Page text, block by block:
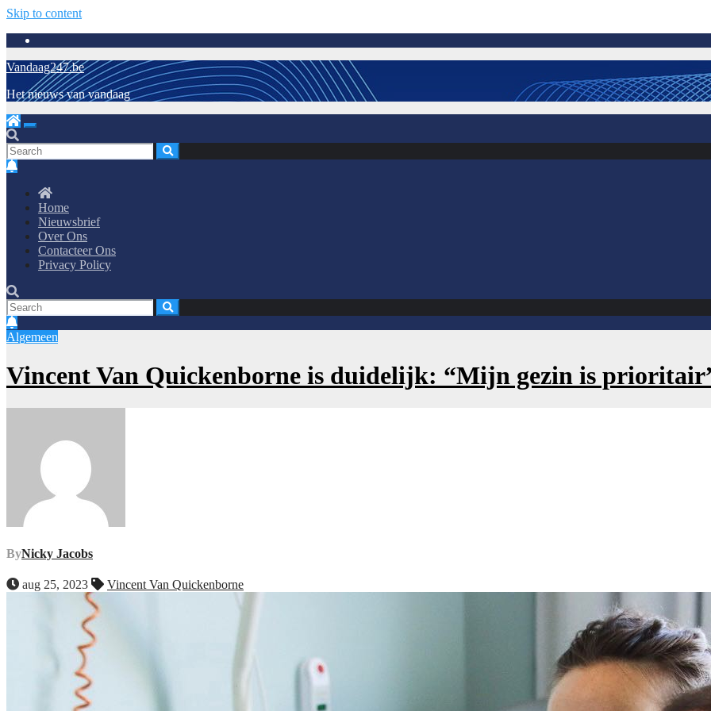
Skip to content
Vandaag247.be
Het nieuws van vandaag
Home
Nieuwsbrief
Over Ons
Contacteer Ons
Privacy Policy
Algemeen
Vincent Van Quickenborne is duidelijk: “Mijn gezin is
ByNicky Jacobs
aug 25, 2023 Vincent Van Quickenborne